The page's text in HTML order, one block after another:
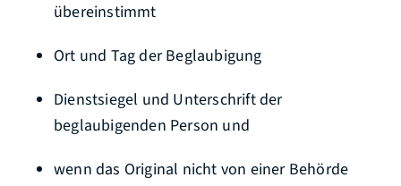
übereinstimmt
Ort und Tag der Beglaubigung
Dienstsiegel und Unterschrift der
beglaubigenden Person und
wenn das Original nicht von einer Behörde